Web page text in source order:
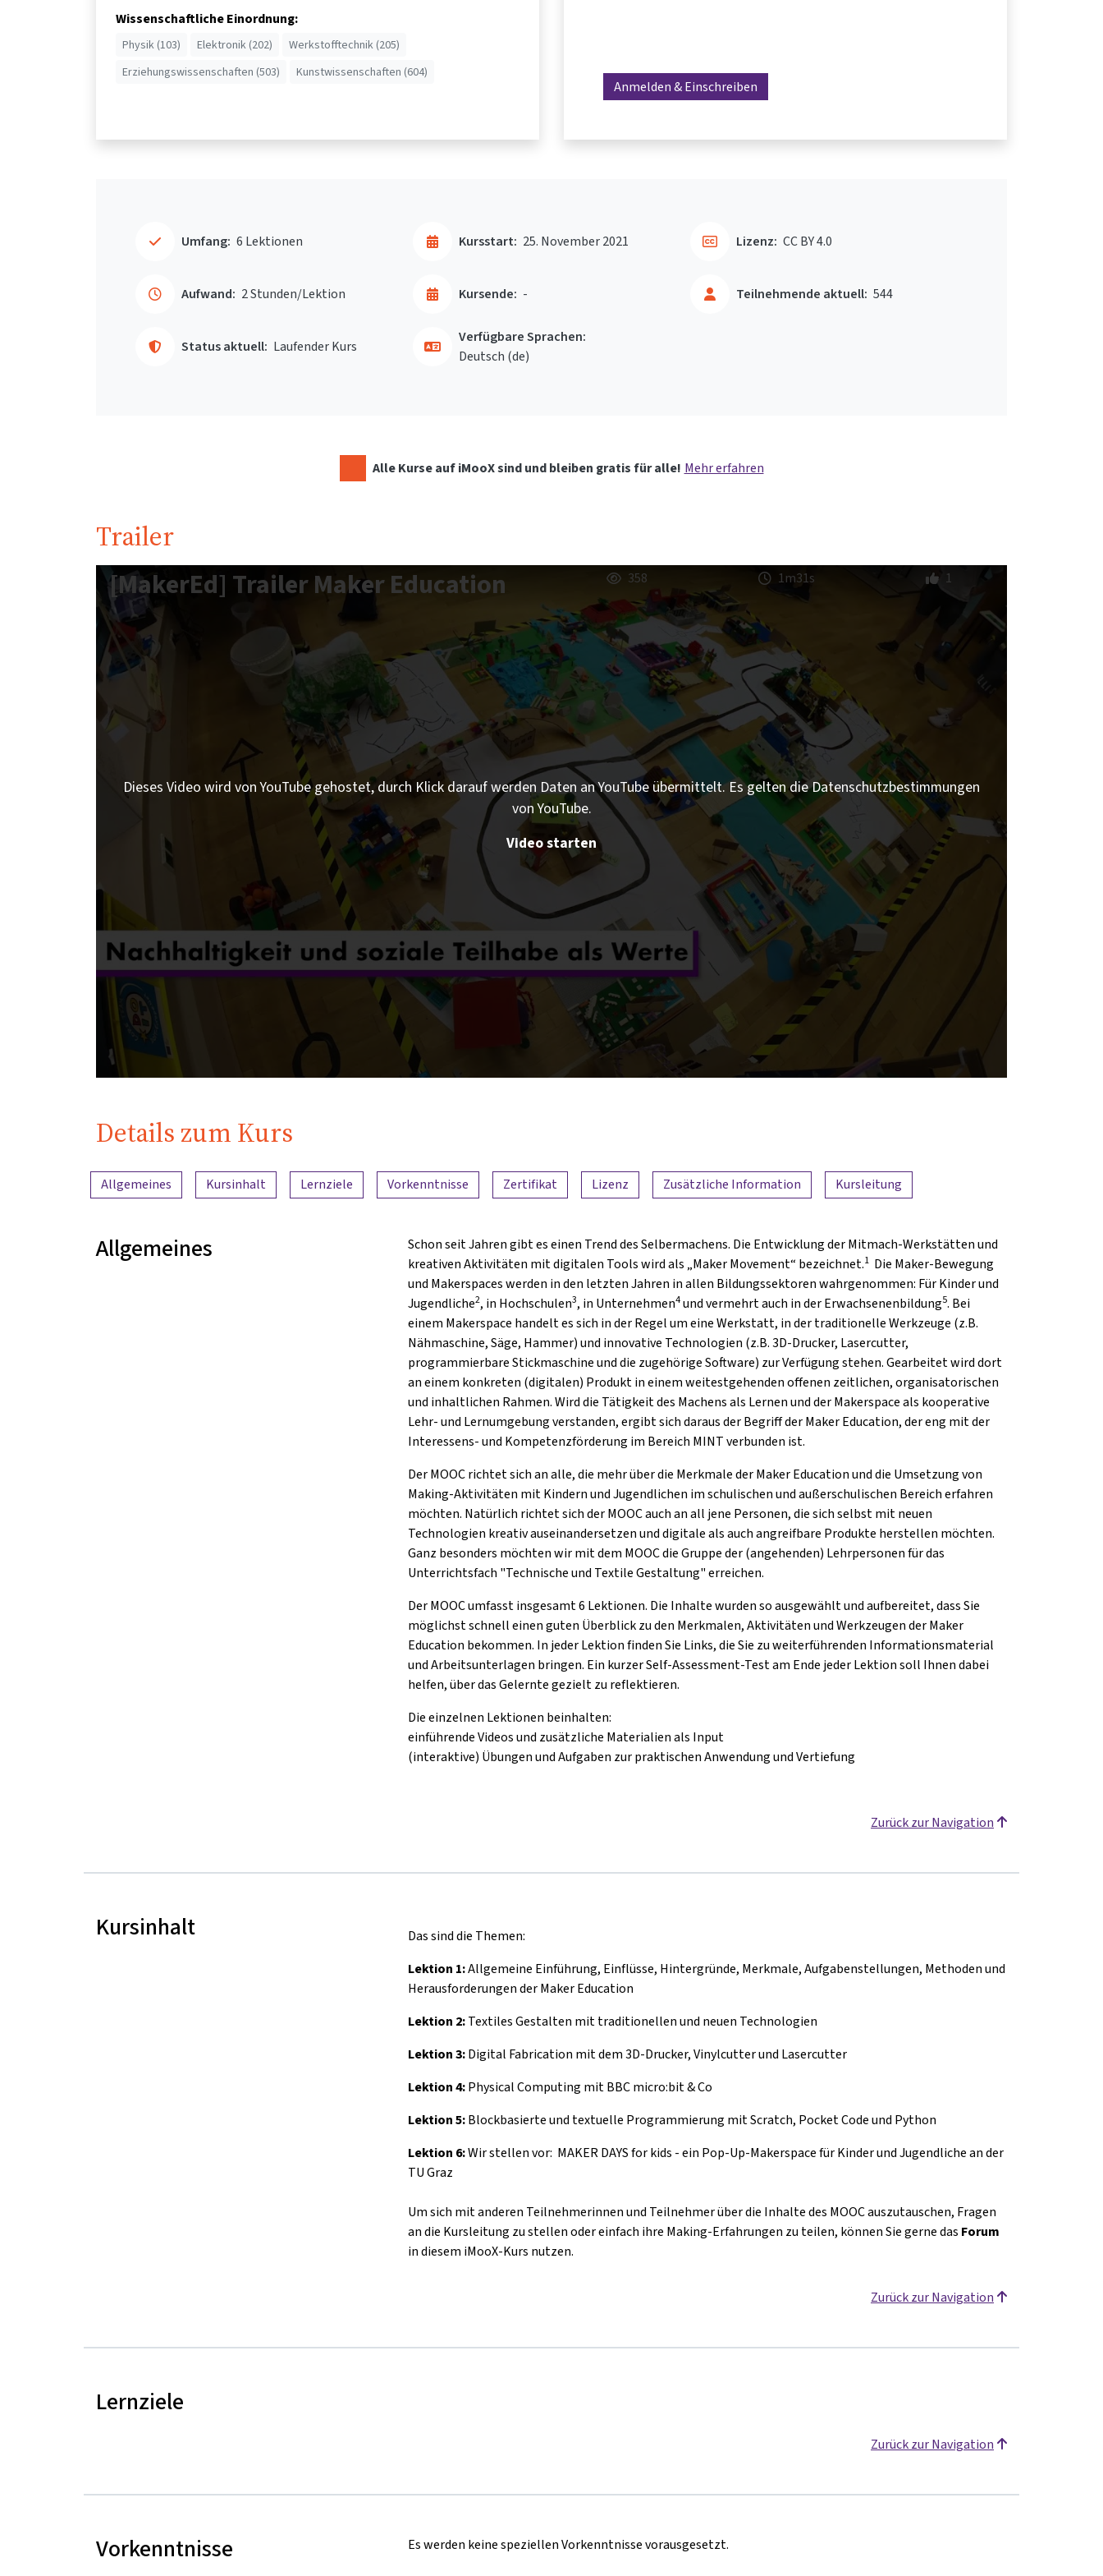
Wissenschaftliche Einordnung:
Physik (103) Elektronik (202)
Werkstofftechnik (205)
Erziehungswissenschaften (503)
Kunstwissenschaften (604)
Anmelden & Einschreiben
Umfang: 6 Lektionen
Aufwand: 2 Stunden/Lektion
Kursstart: 25. November 2021
Kursende: -
Status aktuell: Laufender Kurs
Teilnehmende aktuell: 544
Lizenz: CC BY 4.0
Verfügbare Sprachen:
Deutsch ‎(de)‎
Alle Kurse auf iMooX sind und bleiben gratis für alle! Mehr erfahren
Trailer
[MakerEd] Trailer Maker Education 358 1m31s 1
Dieses Video wird von YouTube gehostet, durch Klick darauf werden Daten an YouTube übermittelt. Es gelten die Datenschutzbestimmungen
von YouTube.
Video starten
Details zum Kurs
Inhaltsübersicht
Allgemeines Kursinhalt Lernziele Vorkenntnisse Zertifikat Lizenz Zusätzliche Information Kursleitung
Allgemeines
Schon seit Jahren gibt es einen Trend des Selbermachens. Die Entwicklung der Mitmach-Werkstätten und
kreativen Aktivitäten mit digitalen Tools wird als „Maker Movement“ bezeichnet.1 Die Maker-Bewegung
und Makerspaces werden in den letzten Jahren in allen Bildungssektoren wahrgenommen: Für Kinder und
Jugendliche2, in Hochschulen3, in Unternehmen4und vermehrt auch in der Erwachsenenbildung5. Bei
einem Makerspace handelt es sich in der Regel um eine Werkstatt, in der traditionelle Werkzeuge (z.B.
Nähmaschine, Säge, Hammer) und innovative Technologien (z.B. 3D-Drucker, Lasercutter,
programmierbare Stickmaschine und die zugehörige Software) zur Verfügung stehen. Gearbeitet wird dort
an einem konkreten (digitalen) Produkt in einem weitestgehenden offenen zeitlichen, organisatorischen
und inhaltlichen Rahmen. Wird die Tätigkeit des Machens als Lernen und der Makerspace als kooperative
Lehr- und Lernumgebung verstanden, ergibt sich daraus der Begriff der Maker Education, der eng mit der
Interessens- und Kompetenzförderung im Bereich MINT verbunden ist.
Der MOOC richtet sich an alle, die mehr über die Merkmale der Maker Education und die Umsetzung von
Making-Aktivitäten mit Kindern und Jugendlichen im schulischen und außerschulischen Bereich erfahren
möchten. Natürlich richtet sich der MOOC auch an all jene Personen, die sich selbst mit neuen
Technologien kreativ auseinandersetzen und digitale als auch angreifbare Produkte herstellen möchten.
Ganz besonders möchten wir mit dem MOOC die Gruppe der (angehenden) Lehrpersonen für das
Unterrichtsfach "Technische und Textile Gestaltung" erreichen.
Der MOOC umfasst insgesamt 6 Lektionen. Die Inhalte wurden so ausgewählt und aufbereitet, dass Sie
möglichst schnell einen guten Überblick zu den Merkmalen, Aktivitäten und Werkzeugen der Maker
Education bekommen. In jeder Lektion finden Sie Links, die Sie zu weiterführenden Informationsmaterial
und Arbeitsunterlagen bringen. Ein kurzer Self-Assessment-Test am Ende jeder Lektion soll Ihnen dabei
helfen, über das Gelernte gezielt zu reflektieren.
Die einzelnen Lektionen beinhalten:
einführende Videos und zusätzliche Materialien als Input
(interaktive) Übungen und Aufgaben zur praktischen Anwendung und Vertiefung
Zurück zur Navigation
Kursinhalt
Das sind die Themen:
Lektion 1:Allgemeine Einführung, Einflüsse, Hintergründe, Merkmale, Aufgabenstellungen, Methoden und
Herausforderungen der Maker Education
Lektion 2:Textiles Gestalten mit traditionellen und neuen Technologien
Lektion 3:Digital Fabrication mit dem 3D-Drucker, Vinylcutter und Lasercutter
Lektion 4:Physical Computing mit BBC micro:bit & Co
Lektion 5:Blockbasierte und textuelle Programmierung mit Scratch, Pocket Code und Python
Lektion 6:Wir stellen vor: MAKER DAYS for kids - ein Pop-Up-Makerspace für Kinder und Jugendliche an der
TU Graz
Um sich mit anderen Teilnehmerinnen und Teilnehmer über die Inhalte des MOOC auszutauschen, Fragen
an die Kursleitung zu stellen oder einfach ihre Making-Erfahrungen zu teilen, können Sie gerne das Forum
in diesem iMooX-Kurs nutzen.
Zurück zur Navigation
Lernziele
Zurück zur Navigation
Vorkenntnisse Es werden keine speziellen Vorkenntnisse vorausgesetzt.